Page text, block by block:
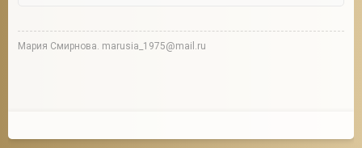
Мария Смирнова. marusia_1975@mail.ru